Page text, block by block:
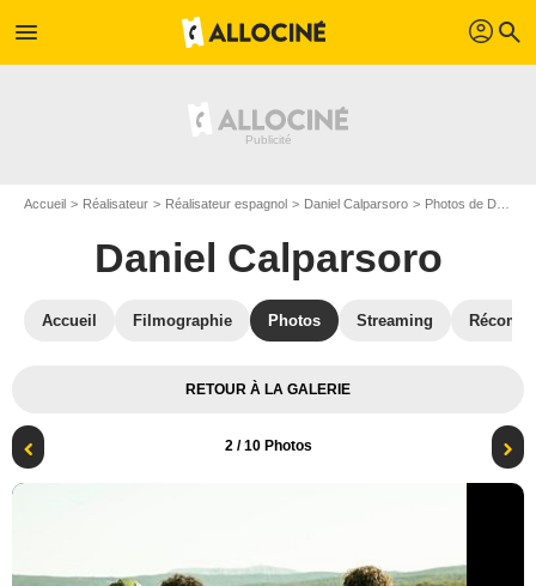
menu profil search
Accueil Réalisateur Réalisateur espagnol Daniel Calparsoro Photos de Daniel Calparsoro
Daniel Calparsoro
Accueil Filmographie Photos Streaming
RETOUR À LA GALERIE
2/ 10 Photos